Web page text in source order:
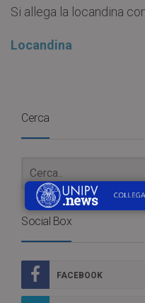
Si allega la locandina
Locandina
Cerca
Social Box
FACEBOOK